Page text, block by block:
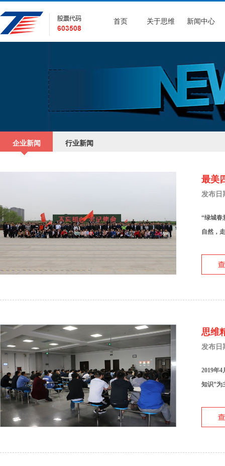
首页 关于思维 新闻中心
企业新闻 行业新闻
最美
发布日
“绿城春
自然，
思维
发布日
2019年
知识”为